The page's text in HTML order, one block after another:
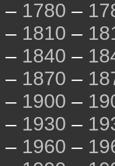
– 1780 –
– 1810 –
– 1840 –
– 1870 –
– 1900 –
– 1930 –
– 1960 –